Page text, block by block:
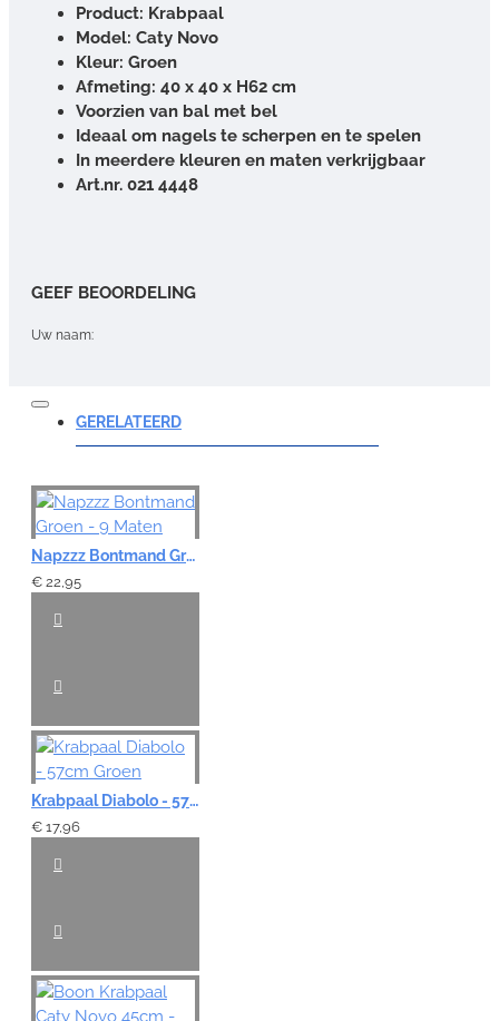
Product: Krabpaal
Model: Caty Novo
Kleur: Groen
Afmeting: 40 x 40 x H62 cm
Voorzien van bal met bel
Ideaal om nagels te scherpen en te spelen
In meerdere kleuren en maten verkrijgbaar
Art.nr. 021 4448
GEEF BEOORDELING
Uw naam:
Opmerking:
Note:HTML-code wordt niet vertaald!
Waardering:
GERELATEERD
Napzzz Bontmand Groen - 9 Maten
€ 22,95
Krabpaal Diabolo - 57cm Groen
€ 17,96